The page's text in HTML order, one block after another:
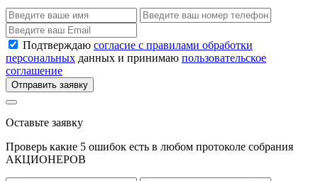
Подтверждаю согласие с правилами обработки
персональных данных и принимаю пользовательское
соглашение
Отправить заявку
Оставьте заявку
Проверь какие 5 ошибок есть в любом протоколе собрания
АКЦИОНЕРОВ